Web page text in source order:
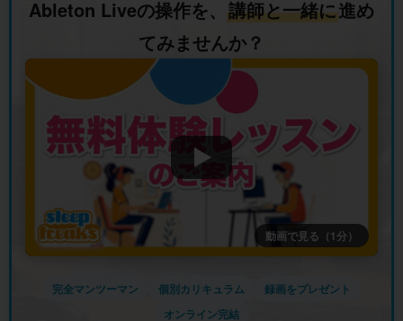
Ableton Liveの操作を、 講師と一緒に進め
てみませんか？
動画で見る（1分）
完全マンツーマン 個別カリキュラム
録画をプレゼント
オンライン完結